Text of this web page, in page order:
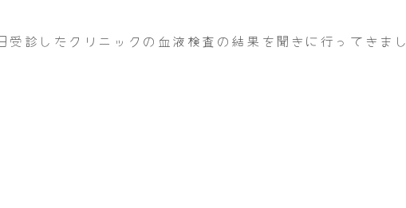
診したクリニックの血液検査の結果を聞きに行ってきまし